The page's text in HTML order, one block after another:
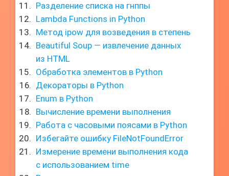
Разделение списка на гнппы
Lambda Functions in Python
Метод ipow для возведения в степень
Beautiful Soup — извлечение данных
из HTML
Обработка элементов в Python
Декораторы в Python
Enum в Python
Вычисление времени выполнения
Работа с часовыми поясами в Python
Избегайте ошибку FileNotFoundError
Измерение времени выполнения кода
с использованием time